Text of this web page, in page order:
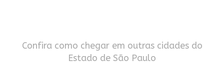
Confira como chegar em outras cidades do
Estado de São Paulo